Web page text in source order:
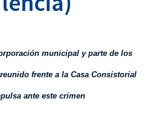
municipal y parte de los
frente a la Casa Consistorial
ante este crimen